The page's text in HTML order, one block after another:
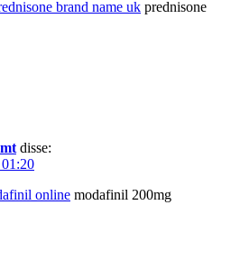
brand name uk prednisone
disse:
online modafinil 200mg